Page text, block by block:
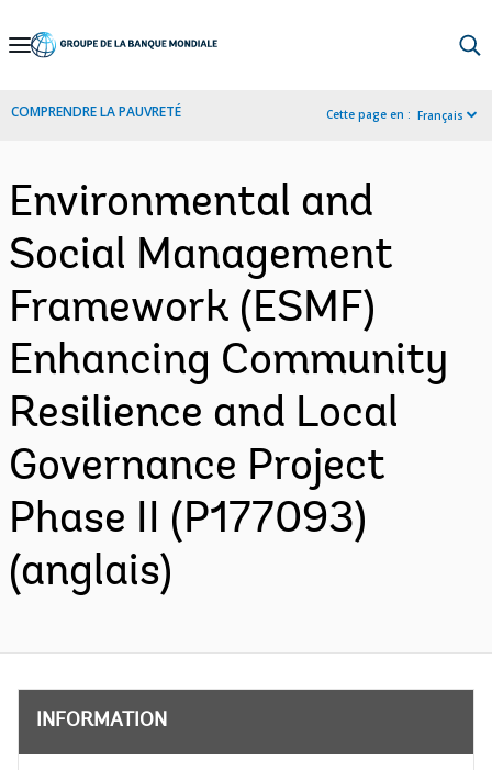
Skip
Navigation
COMPRENDRE LA PAUVRETÉ Cette page en : Français
Environmental and
Social Management
Framework (ESMF)
Enhancing Community
Resilience and Local
Governance Project
Phase II (P177093)
(anglais)
INFORMATION